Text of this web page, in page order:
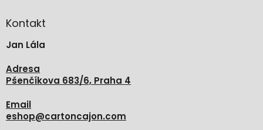
aKontakt
Jan Lála
Adresa
Pšenčíkova 683/6, Praha 4
Email
eshop@cartoncajon.com